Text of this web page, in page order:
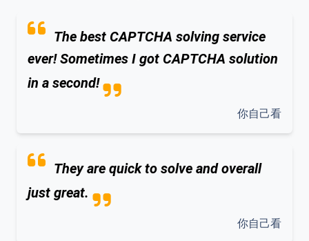
The best CAPTCHA solving service
ever! Sometimes I got CAPTCHA solution
in a second!
你自己看
They are quick to solve and overall
just great.
你自己看